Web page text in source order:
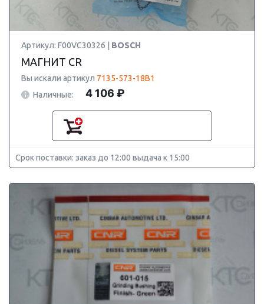
Артикул: F00VC30326 | BOSCH
МАГНИТ CR
Вы искали артикул 7135-573-18B1
Наличные:
4 106 ₽
Срок поставки: заказ до 12:00 выдача к 15:00